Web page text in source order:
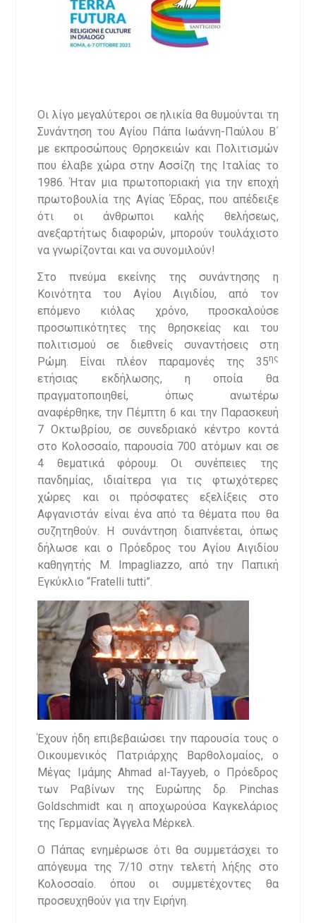
Οι λίγο μεγαλύτεροι σε ηλικία θα θυμούνται τη
Συνάντηση του Αγίου Πάπα Ιωάννη-Παύλου Β΄
με εκπροσώπους Θρησκειών και Πολιτισμών
που έλαβε χώρα στην Ασσίζη της Ιταλίας το
1986. Ήταν μια πρωτοποριακή για την εποχή
πρωτοβουλία της Αγίας Έδρας, που απέδειξε
ότι οι άνθρωποι καλής θελήσεως,
ανεξαρτήτως διαφορών, μπορούν τουλάχιστο
να γνωρίζονται και να συνομιλούν!
Στο πνεύμα εκείνης της συνάντησης η
Κοινότητα του Αγίου Αιγιδίου, από τον
επόμενο κιόλας χρόνο, προσκαλούσε
προσωπικότητες της θρησκείας και του
πολιτισμού σε διεθνείς συναντήσεις στη
Ρώμη. Είναι πλέον παραμονές της 35ης
ετήσιας εκδήλωσης, η οποία θα
πραγματοποιηθεί, όπως ανωτέρω
αναφέρθηκε, την Πέμπτη 6 και την Παρασκευή
7 Οκτωβρίου, σε συνεδριακό κέντρο κοντά
στο Κολοσσαίο, παρουσία 700 ατόμων και σε
4 θεματικά φόρουμ. Οι συνέπειες της
πανδημίας, ιδιαίτερα για τις φτωχότερες
χώρες και οι πρόσφατες εξελίξεις στο
Αφγανιστάν είναι ένα από τα θέματα που θα
συζητηθούν. Η συνάντηση διαπνέεται, όπως
δήλωσε και ο Πρόεδρος του Αγίου Αιγιδίου
καθηγητής M. Impagliazzo, από την Παπική
Εγκύκλιο “Fratelli tutti”.
Έχουν ήδη επιβεβαιώσει την παρουσία τους ο
Οικουμενικός Πατριάρχης Βαρθολομαίος, ο
Μέγας Ιμάμης Ahmad al-Tayyeb, o Πρόεδρος
των Ραβίνων της Ευρώπης δρ. Pinchas
Goldschmidt και η αποχωρούσα Καγκελάριος
της Γερμανίας Άγγελα Μέρκελ.
Ο Πάπας ενημέρωσε ότι θα συμμετάσχει το
απόγευμα της 7/10 στην τελετή λήξης στο
Κολοσσαίο. όπου οι συμμετέχοντες θα
προσευχηθούν για την Ειρήνη.